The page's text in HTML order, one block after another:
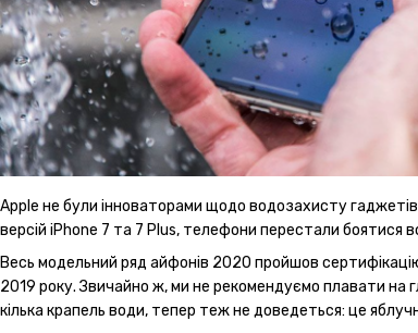
Apple не були інноваторами щодо водозахисту
версій iPhone 7 та 7 Plus, телефони перестали боятися
Весь модельний ряд айфонів 2020 пройшов
2019 року. Звичайно ж, ми не рекомендуємо плавати на
кілька крапель води, тепер теж не доведеться: це